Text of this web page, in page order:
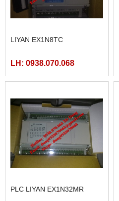
LIYAN EX1N8TC
LH: 0938.070.068
PLC LIYAN EX1N32MR